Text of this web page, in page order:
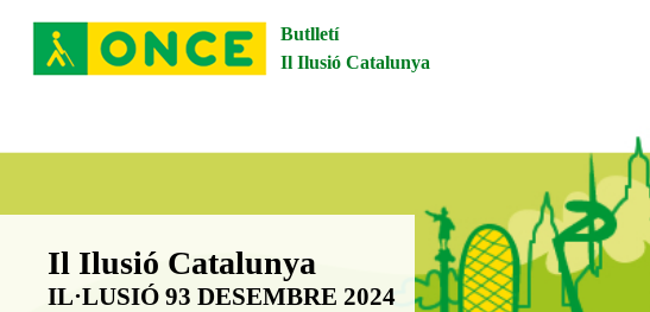
Butlletí
Il Ilusió Catalunya
Boletín Il·lusió Catalunya
Il Ilusió Catalunya
IL·LUSIÓ 93 DESEMBRE 2024